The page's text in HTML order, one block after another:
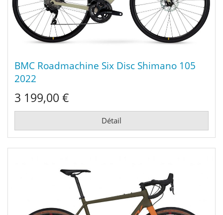
BMC Roadmachine Six Disc Shimano 105
2022
3 199,00 €
Détail